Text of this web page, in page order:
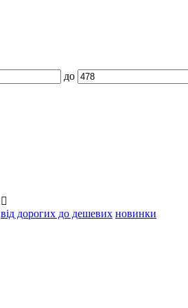
до
від дорогих до дешевих новинки